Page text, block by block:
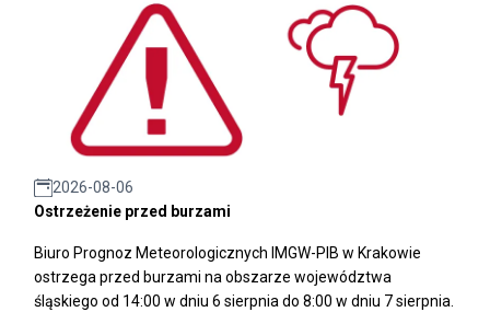
2026-08-06
Ostrzeżenie przed burzami
Biuro Prognoz Meteorologicznych IMGW-PIB w Krakowie
ostrzega przed burzami na obszarze województwa
śląskiego od 14:00 w dniu 6 sierpnia do 8:00 w dniu 7 sierpnia.